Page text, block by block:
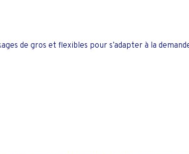
de gros et flexibles pour s’adapter à la